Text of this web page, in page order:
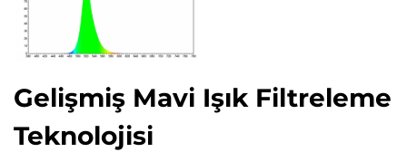
Gelişmiş Mavi Işık Filtreleme
Teknolojisi